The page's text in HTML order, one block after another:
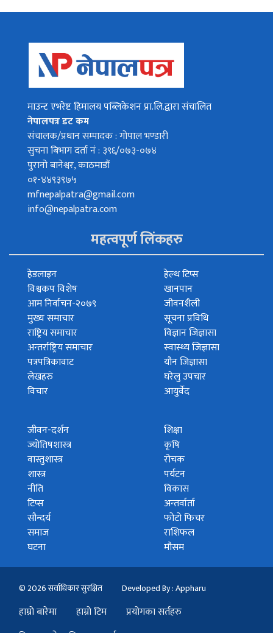
माउन्ट एभरेष्ट हिमालय पब्लिकेशन प्रा.लि.द्वारा संचालित
नेपालपत्र डट कम
संचालक/प्रधान सम्पादक : गोपाल भण्डारी
सुचना बिभाग दर्ता नं : ३९६/०७३-०७४
पुरानो बानेश्वर, काठमाडौं
०१-४४९३९७५
mfnepalpatra@gmail.com
info@nepalpatra.com
महत्वपूर्ण लिंकहरु
हेडलाइन
विश्वकप विशेष
आम निर्वाचन-२०७९
मुख्य समाचार
राष्ट्रिय समाचार
अन्तर्राष्ट्रिय समाचार
पत्रपत्रिकावाट
लेखहरु
विचार
हेल्थ टिप्स
खानपान
जीवनशैली
सूचना प्रविधि
विज्ञान जिज्ञासा
स्वास्थ्य जिज्ञासा
यौन जिज्ञासा
घरेलु उपचार
आयुर्वेद
जीवन-दर्शन
ज्योतिषशास्त्र
वास्तुशास्त्र
शास्त्र
नीति
टिप्स
सौन्दर्य
समाज
घटना
शिक्षा
कृषि
रोचक
पर्यटन
विकास
अन्तर्वार्ता
फोटो फिचर
राशिफल
मौसम
© 2026 सर्वाधिकार सुरक्षित Developed By : Appharu
हाम्रो बारेमा हाम्रो टिम
प्रयोगका सर्तहरु